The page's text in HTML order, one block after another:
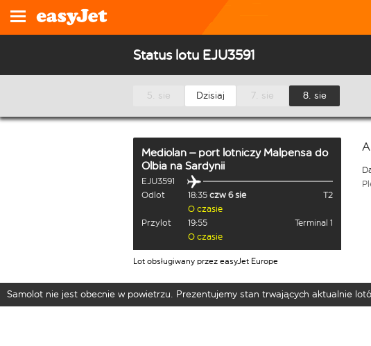
Status lotu EJU3591
5. sie Dzisiaj 7. sie 8. sie
Mediolan – port lotniczy Malpensa do
Olbia na Sardynii
EJU3591
Odlot
18:35 czw 6 sie
T2
O czasie
Przylot
19:55
Terminal 1
O czasie
Lot obsługiwany przez easyJet Europe
Samolot nie jest obecnie w powietrzu. Prezentujemy stan trwających aktualnie